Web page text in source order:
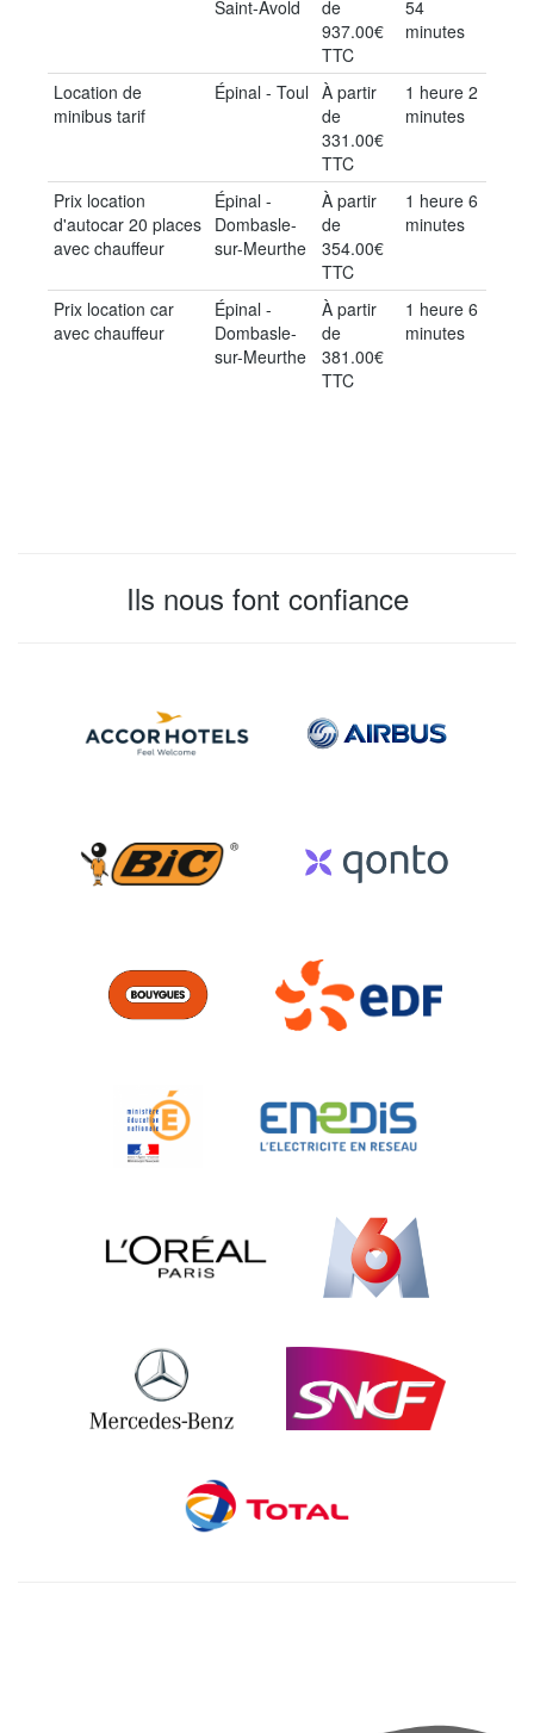
Saint-Avold
de
937.00€
TTC
54
minutes
Location de
minibus tarif
Épinal - Toul À partir
de
331.00€
TTC
1 heure 2
minutes
Prix location
d'autocar 20 places
avec chauffeur
Épinal -
Dombasle-
sur-Meurthe
À partir
de
354.00€
TTC
1 heure 6
minutes
Prix location car
avec chauffeur
Épinal -
Dombasle-
sur-Meurthe
À partir
de
381.00€
TTC
1 heure 6
minutes
Ils nous font confiance